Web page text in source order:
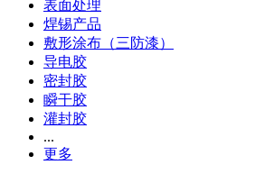
表面处理
焊锡产品
敷形涂布（三防漆）
导电胶
密封胶
瞬干胶
灌封胶
...
更多